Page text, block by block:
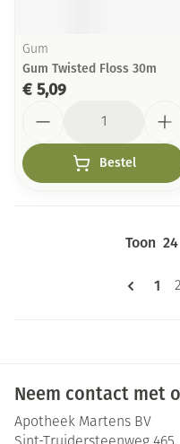
Gum
Gum Twisted Floss 30m
€ 5,09
Bestel
U
1 2
Toon
Neem contact met
Apotheek Martens BV